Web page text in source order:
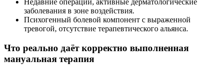
заболевания в зоне воздействия.
Психогенный болевой компонент с выраженной
тревогой, отсутствие терапевтического альянса.
Что реально даёт корректно выполненная
мануальная терапия